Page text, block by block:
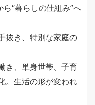
ら“暮らしの仕組み”へ
抜き、特別な家庭の
き、単身世帯、子育
。生活の形が変われ